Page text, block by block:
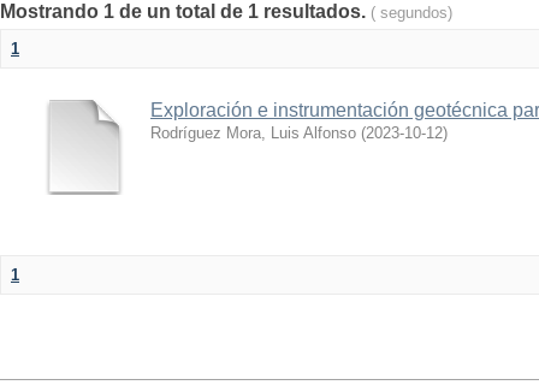
Mostrando 1 de un total de 1 resultados. ( segundos)
1
Exploración e instrumentación geotécnica
Rodríguez Mora, Luis Alfonso (2023-10-12)
1